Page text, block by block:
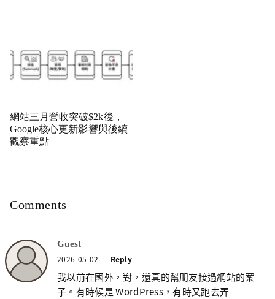
網站三月營收突破$2k後，
Google核心更新影響與後續
觀察重點
Comments
Guest
2026-05-02 Reply
我以前在國外，對，還真的幫朋友接過網站的案
子。有時候是 WordPress，有時又跑去弄